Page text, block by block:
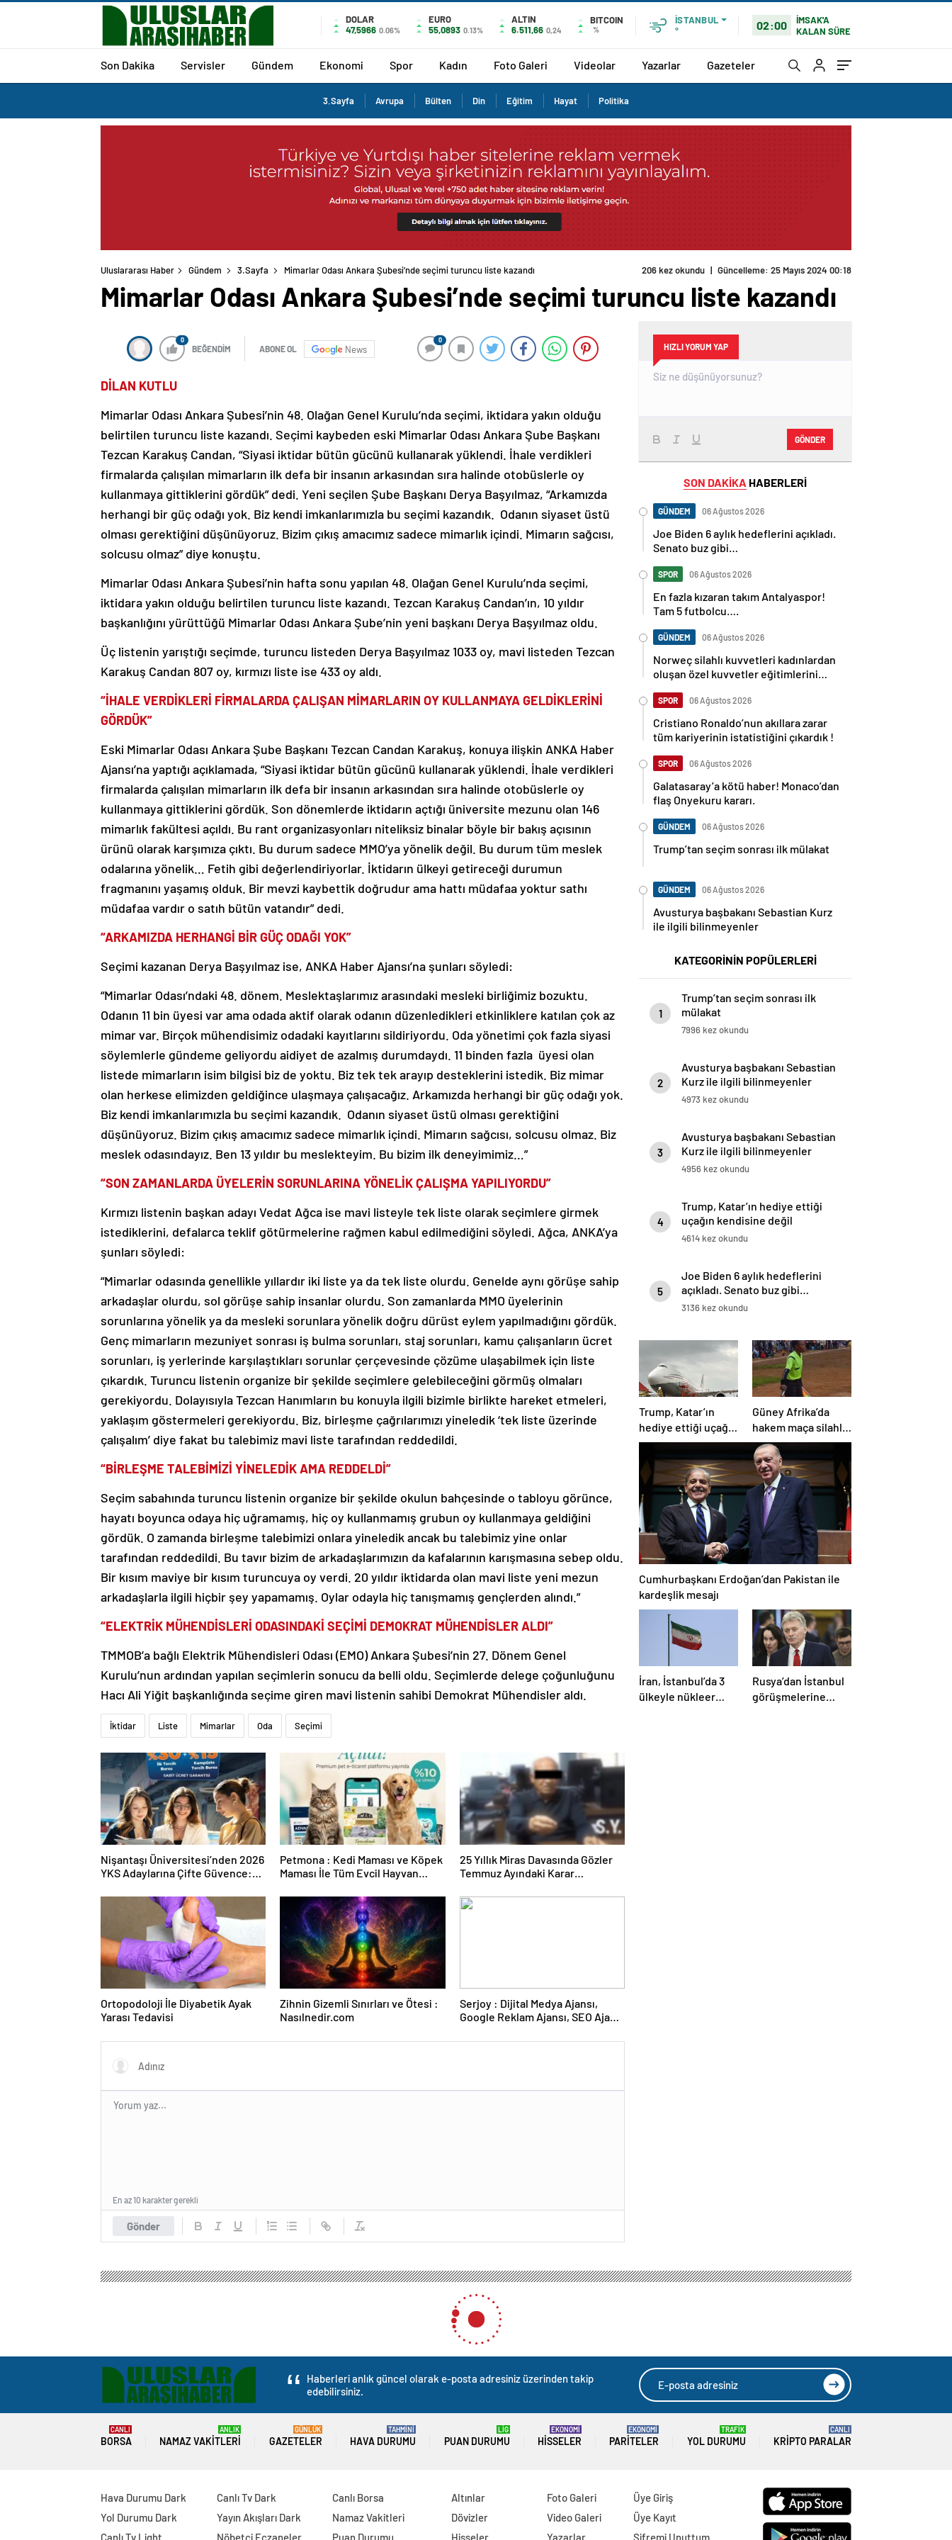
DOLAR
47,5966 0.06%
EURO
55,0893 0.13%
ALTIN
6.511,66 0,24
BITCOIN
%
İSTANBUL
°
02:00
İMSAK'A
KALAN SÜRE
Son Dakika Servisler Gündem Ekonomi Spor Kadın Foto Galeri Videolar Yazarlar Gazeteler
3.Sayfa Avrupa Bülten Din Eğitim Hayat Politika
Uluslararası Haber Gündem 3.Sayfa Mimarlar Odası Ankara Şubesi’nde seçimi turuncu liste kazandı 206 kez okundu | Güncelleme: 25 Mayıs 2024 00:18
Mimarlar Odası Ankara Şubesi’nde seçimi turuncu liste kazandı
0
BEĞENDİM ABONE OL News
0
DİLAN KUTLU
Mimarlar Odası Ankara Şubesi’nin 48. Olağan Genel Kurulu’nda seçimi, iktidara yakın olduğu
belirtilen turuncu liste kazandı. Seçimi kaybeden eski Mimarlar Odası Ankara Şube Başkanı
Tezcan Karakuş Candan, “Siyasi iktidar bütün gücünü kullanarak yüklendi. İhale verdikleri
firmalarda çalışılan mimarların ilk defa bir insanın arkasından sıra halinde otobüslerle oy
kullanmaya gittiklerini gördük” dedi. Yeni seçilen Şube Başkanı Derya Başyılmaz, “Arkamızda
herhangi bir güç odağı yok. Biz kendi imkanlarımızla bu seçimi kazandık. Odanın siyaset üstü
olması gerektiğini düşünüyoruz. Bizim çıkış amacımız sadece mimarlık içindi. Mimarın sağcısı,
solcusu olmaz” diye konuştu.
Mimarlar Odası Ankara Şubesi’nin hafta sonu yapılan 48. Olağan Genel Kurulu’nda seçimi,
iktidara yakın olduğu belirtilen turuncu liste kazandı. Tezcan Karakuş Candan’ın, 10 yıldır
başkanlığını yürüttüğü Mimarlar Odası Ankara Şube’nin yeni başkanı Derya Başyılmaz oldu.
Üç listenin yarıştığı seçimde, turuncu listeden Derya Başyılmaz 1033 oy, mavi listeden Tezcan
Karakuş Candan 807 oy, kırmızı liste ise 433 oy aldı.
“İHALE VERDİKLERİ FİRMALARDA ÇALIŞAN MİMARLARIN OY KULLANMAYA GELDİKLERİNİ
GÖRDÜK”
Eski Mimarlar Odası Ankara Şube Başkanı Tezcan Candan Karakuş, konuya ilişkin ANKA Haber
Ajansı’na yaptığı açıklamada, “Siyasi iktidar bütün gücünü kullanarak yüklendi. İhale verdikleri
firmalarda çalışılan mimarların ilk defa bir insanın arkasından sıra halinde otobüslerle oy
kullanmaya gittiklerini gördük. Son dönemlerde iktidarın açtığı üniversite mezunu olan 146
mimarlık fakültesi açıldı. Bu rant organizasyonları niteliksiz binalar böyle bir bakış açısının
ürünü olarak karşımıza çıktı. Bu durum sadece MMO’ya yönelik değil. Bu durum tüm meslek
odalarına yönelik… Fetih gibi değerlendiriyorlar. İktidarın ülkeyi getireceği durumun
fragmanını yaşamış olduk. Bir mevzi kaybettik doğrudur ama hattı müdafaa yoktur sathı
müdafaa vardır o satıh bütün vatandır” dedi.
“ARKAMIZDA HERHANGİ BİR GÜÇ ODAĞI YOK”
Seçimi kazanan Derya Başyılmaz ise, ANKA Haber Ajansı’na şunları söyledi:
“Mimarlar Odası’ndaki 48. dönem. Meslektaşlarımız arasındaki mesleki birliğimiz bozuktu.
Odanın 11 bin üyesi var ama odada aktif olarak odanın düzenledikleri etkinliklere katılan çok az
mimar var. Birçok mühendisimiz odadaki kayıtlarını sildiriyordu. Oda yönetimi çok fazla siyasi
söylemlerle gündeme geliyordu aidiyet de azalmış durumdaydı. 11 binden fazla üyesi olan
listede mimarların isim bilgisi biz de yoktu. Biz tek tek arayıp desteklerini istedik. Biz mimar
olan herkese elimizden geldiğince ulaşmaya çalışacağız. Arkamızda herhangi bir güç odağı yok.
Biz kendi imkanlarımızla bu seçimi kazandık. Odanın siyaset üstü olması gerektiğini
düşünüyoruz. Bizim çıkış amacımız sadece mimarlık içindi. Mimarın sağcısı, solcusu olmaz. Biz
meslek odasındayız. Ben 13 yıldır bu meslekteyim. Bu bizim ilk deneyimimiz…”
“SON ZAMANLARDA ÜYELERİN SORUNLARINA YÖNELİK ÇALIŞMA YAPILIYORDU”
Kırmızı listenin başkan adayı Vedat Ağca ise mavi listeyle tek liste olarak seçimlere girmek
istediklerini, defalarca teklif götürmelerine rağmen kabul edilmediğini söyledi. Ağca, ANKA’ya
şunları söyledi:
“Mimarlar odasında genellikle yıllardır iki liste ya da tek liste olurdu. Genelde aynı görüşe sahip
arkadaşlar olurdu, sol görüşe sahip insanlar olurdu. Son zamanlarda MMO üyelerinin
sorunlarına yönelik ya da mesleki sorunlara yönelik doğru dürüst eylem yapılmadığını gördük.
Genç mimarların mezuniyet sonrası iş bulma sorunları, staj sorunları, kamu çalışanların ücret
sorunları, iş yerlerinde karşılaştıkları sorunlar çerçevesinde çözüme ulaşabilmek için liste
çıkardık. Turuncu listenin organize bir şekilde seçimlere gelebileceğini görmüş olmaları
gerekiyordu. Dolayısıyla Tezcan Hanımların bu konuyla ilgili bizimle birlikte hareket etmeleri,
yaklaşım göstermeleri gerekiyordu. Biz, birleşme çağrılarımızı yineledik ‘tek liste üzerinde
çalışalım’ diye fakat bu talebimiz mavi liste tarafından reddedildi.
“BİRLEŞME TALEBİMİZİ YİNELEDİK AMA REDDELDİ”
Seçim sabahında turuncu listenin organize bir şekilde okulun bahçesinde o tabloyu görünce,
hayatı boyunca odaya hiç uğramamış, hiç oy kullanmamış grubun oy kullanmaya geldiğini
gördük. O zamanda birleşme talebimizi onlara yineledik ancak bu talebimiz yine onlar
tarafından reddedildi. Bu tavır bizim de arkadaşlarımızın da kafalarının karışmasına sebep oldu.
Bir kısım maviye bir kısım turuncuya oy verdi. 20 yıldır iktidarda olan mavi liste yeni mezun
arkadaşlarla ilgili hiçbir şey yapamamış. Oylar odayla hiç tanışmamış gençlerden alındı.”
“ELEKTRİK MÜHENDİSLERİ ODASINDAKİ SEÇİMİ DEMOKRAT MÜHENDİSLER ALDI”
TMMOB’a bağlı Elektrik Mühendisleri Odası (EMO) Ankara Şubesi’nin 27. Dönem Genel
Kurulu’nun ardından yapılan seçimlerin sonucu da belli oldu. Seçimlerde delege çoğunluğunu
Hacı Ali Yiğit başkanlığında seçime giren mavi listenin sahibi Demokrat Mühendisler aldı.
İktidar Liste Mimarlar Oda Seçimi
Nişantaşı Üniversitesi’nden 2026
YKS Adaylarına Çifte Güvence:
Petmona : Kedi Maması ve Köpek
Maması İle Tüm Evcil Hayvan
25 Yıllık Miras Davasında Gözler
Temmuz Ayındaki Karar
Ortopodoloji İle Diyabetik Ayak
Yarası Tedavisi
Zihnin Gizemli Sınırları ve Ötesi :
Nasılnedir.com
Serjoy : Dijital Medya Ajansı,
Google Reklam Ajansı, SEO Ajansı
Gönder
En az 10 karakter gerekli
HIZLI YORUM YAP
GÖNDER
SON DAKİKA HABERLERİ
GÜNDEM 06 Ağustos 2026
Joe Biden 6 aylık hedeflerini açıkladı.
Senato buz gibi…
SPOR 06 Ağustos 2026
En fazla kızaran takım Antalyaspor!
Tam 5 futbolcu….
GÜNDEM 06 Ağustos 2026
Norweç silahlı kuvvetleri kadınlardan
oluşan özel kuvvetler eğitimlerini
SPOR 06 Ağustos 2026
Cristiano Ronaldo’nun akıllara zarar
tüm kariyerinin istatistiğini çıkardık !
SPOR 06 Ağustos 2026
Galatasaray’a kötü haber! Monaco’dan
flaş Onyekuru kararı.
GÜNDEM 06 Ağustos 2026
Trump’tan seçim sonrası ilk mülakat
GÜNDEM 06 Ağustos 2026
Avusturya başbakanı Sebastian Kurz
ile ilgili bilinmeyenler
KATEGORİNİN POPÜLERLERİ
1
Trump’tan seçim sonrası ilk
mülakat
7996 kez okundu
2
Avusturya başbakanı Sebastian
Kurz ile ilgili bilinmeyenler
4973 kez okundu
3
Avusturya başbakanı Sebastian
Kurz ile ilgili bilinmeyenler
4956 kez okundu
4
Trump, Katar’ın hediye ettiği
uçağın kendisine değil
Pentagon’a verileceğini açıkladı
4614 kez okundu
5
Joe Biden 6 aylık hedeflerini
açıkladı. Senato buz gibi…
3136 kez okundu
Trump, Katar’ın
hediye ettiği uçağın
kendisine değil
Pentagon’a
verileceğini açıkladı
Güney Afrika’da
hakem maça silahla
çıktı!
Cumhurbaşkanı Erdoğan’dan Pakistan ile
kardeşlik mesajı
İran, İstanbul’da 3
ülkeyle nükleer
Rusya’dan İstanbul
görüşmelerine
Haberleri anlık güncel olarak e-posta adresiniz üzerinden takip
edebilirsiniz.
BORSA
CANLI
NAMAZ VAKITLERI
ANLIK
GAZETELER
GÜNLÜK
HAVA DURUMU
TAHMİNİ
PUAN DURUMU
LİG
HISSELER
EKONOMİ
PARITELER
EKONOMİ
YOL DURUMU
TRAFİK
KRIPTO PARALAR
CANLI
Hava Durumu Dark
Yol Durumu Dark
Canlı Tv Light
Canlı Tv Dark
Yayın Akışları Dark
Nöbetçi Eczaneler
Canlı Borsa
Namaz Vakitleri
Puan Durumu
Altınlar
Dövizler
Hisseler
Foto Galeri
Video Galeri
Yazarlar
Üye Giriş
Üye Kayıt
Şifremi Unuttum